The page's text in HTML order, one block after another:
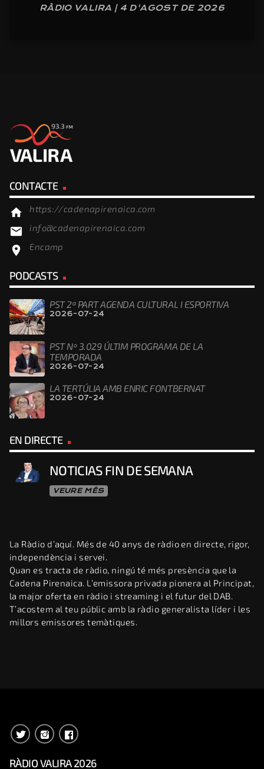
RÀDIO VALIRA | 4 D'AGOST DE 2026
CONTACTE
home https://cadenapirenaica.com
email info@cadenapirenaica.com
location_on Encamp
PODCASTS
PST 2ª PART AGENDA CULTURAL I ESPORTIVA
2026-07-24
PST Nº 3.029 ÚLTIM PROGRAMA DE LA
TEMPORADA
2026-07-24
LA TERTÚLIA AMB ENRIC FONTBERNAT
2026-07-24
EN DIRECTE
NOTICIAS FIN DE SEMANA
VEURE MÉS
La Ràdio d’aquí. Més de 40 anys de ràdio en directe, rigor,
independència i servei.
Quan es tracta de ràdio, ningú té més presència que la
Cadena Pirenaica. L’emissora privada pionera al Principat,
la major oferta en ràdio i streaming i el futur del DAB.
T’acostem al teu públic amb la ràdio generalista líder i les
millors emissores temàtiques.
RÀDIO VALIRA 2026